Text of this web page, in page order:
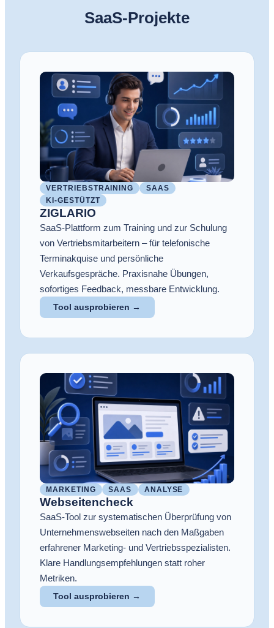
SaaS-Projekte
VERTRIEBSTRAINING
SAAS
KI-GESTÜTZT
ZIGLARIO
SaaS-Plattform zum Training und zur Schulung
von Vertriebsmitarbeitern – für telefonische
Terminakquise und persönliche
Verkaufsgespräche. Praxisnahe Übungen,
sofortiges Feedback, messbare Entwicklung.
Tool ausprobieren →
MARKETING SAAS ANALYSE
Webseitencheck
SaaS-Tool zur systematischen Überprüfung von
Unternehmenswebseiten nach den Maßgaben
erfahrener Marketing- und Vertriebsspezialisten.
Klare Handlungsempfehlungen statt roher
Metriken.
Tool ausprobieren →